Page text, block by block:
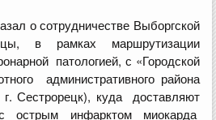
о сотрудничестве Выборгской
в рамках маршрутизации
патологией, с «Городской
административного района
Сестрорецк), куда доставляют
острым инфарктом миокарда